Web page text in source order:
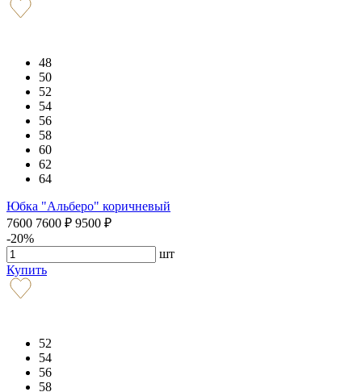
48
50
52
54
56
58
60
62
64
Юбка "Альберо" коричневый
7600 7600 ₽ 9500 ₽
-20%
шт
Купить
52
54
56
58